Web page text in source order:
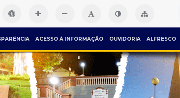
ACESSO À INFORMAÇÃO OUVIDORIA ALFRESCO